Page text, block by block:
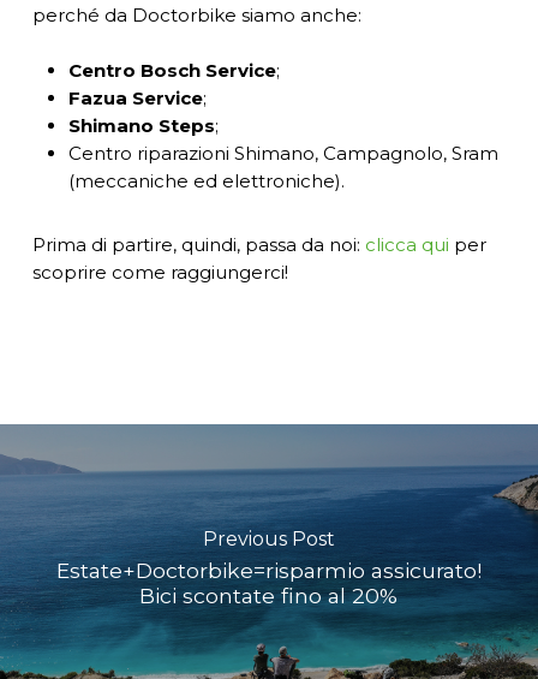
perché da Doctorbike siamo anche:
Centro Bosch Service;
Fazua Service;
Shimano Steps;
Centro riparazioni Shimano, Campagnolo, Sram
(meccaniche ed elettroniche).
Prima di partire, quindi, passa da noi: clicca qui per
scoprire come raggiungerci!
Previous Post
Estate+Doctorbike=risparmio assicurato!
Bici scontate fino al 20%